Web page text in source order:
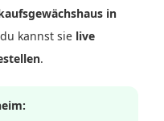
in
kannst sie live
.